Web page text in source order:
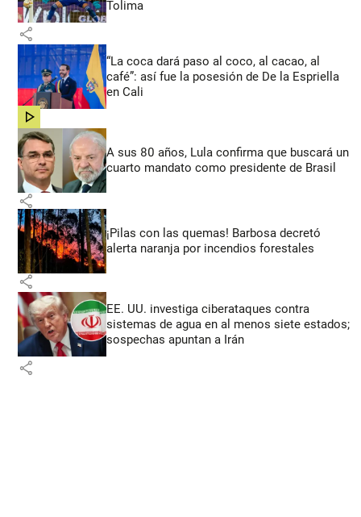
Tolima
share
“La coca dará paso al coco, al cacao, al
café”: así fue la posesión de De la Espriella
en Cali
share
A sus 80 años, Lula confirma que buscará un
cuarto mandato como presidente de Brasil
share
¡Pilas con las quemas! Barbosa decretó
alerta naranja por incendios forestales
share
EE. UU. investiga ciberataques contra
sistemas de agua en al menos siete estados;
sospechas apuntan a Irán
share